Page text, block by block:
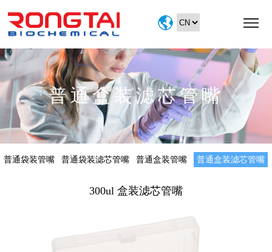
首
于
我
产
品
技
联
普通盒装滤芯管嘴
普通袋装管嘴 普通袋装滤芯管嘴 普通盒装管嘴 普通盒装滤芯管嘴
300ul 盒装滤芯管嘴